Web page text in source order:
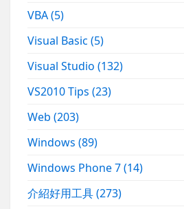
VBA(5)
Visual Basic(5)
Visual Studio(132)
VS2010 Tips(23)
Web(203)
Windows(89)
Windows Phone 7(14)
介紹好用工具(273)